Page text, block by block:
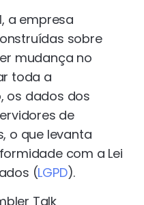
a empresa
sobre
mudança no
toda a
os dados dos
de
o que levanta
com a Lei
(LGPD).
Talk